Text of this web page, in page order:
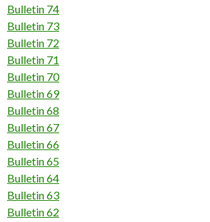
Bulletin 74
Bulletin 73
Bulletin 72
Bulletin 71
Bulletin 70
Bulletin 69
Bulletin 68
Bulletin 67
Bulletin 66
Bulletin 65
Bulletin 64
Bulletin 63
Bulletin 62